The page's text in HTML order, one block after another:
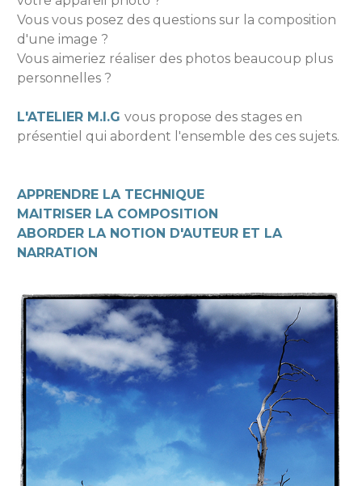
Vous vous posez des questions sur la composition
d'une image ?
Vous aimeriez réaliser des photos beaucoup plus
personnelles ?
L'ATELIER M.I.G vous propose des stages en
présentiel qui abordent l'ensemble des ces sujets.
APPRENDRE LA TECHNIQUE
MAITRISER LA COMPOSITION
ABORDER LA NOTION D'AUTEUR ET LA
NARRATION